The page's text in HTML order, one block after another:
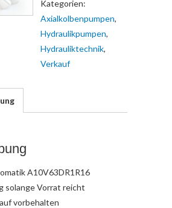
Kategorien:
Axialkolbenpumpen,
Hydraulikpumpen,
Hydrauliktechnik,
Verkauf
A10V63DR1R16
solange Vorrat reicht
vorbehalten